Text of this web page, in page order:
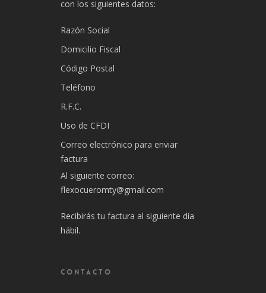
con los siguientes datos:
Razón Social
Domicilio Fiscal
Código Postal
Teléfono
R.F.C.
Uso de CFDI
Correo electrónico para enviar
factura
Al siguiente correo:
flexocueromty@gmail.com
Recibirás tu factura al siguiente día
hábil.
CONTACTO